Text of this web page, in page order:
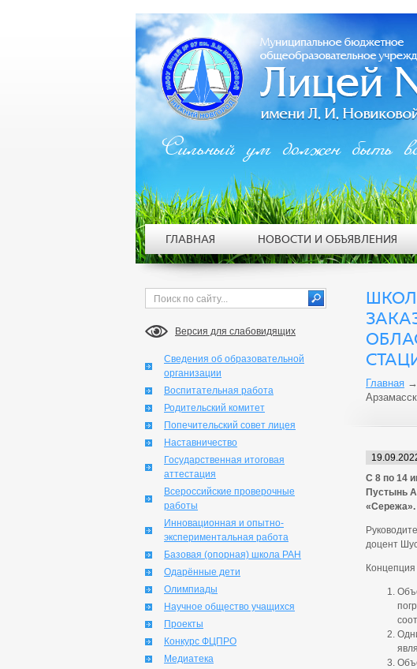
Версия для слабовидящих
Сведения об образовательной
организации
Воспитательная работа
Родительский комитет
Попечительский совет лицея
Наставничество
Государственная итоговая
аттестация
Всероссийские проверочные
работы
Инновационная и опытно-
экспериментальная работа
Базовая (опорная) школа РАН
Одарённые дети
Олимпиады
Научное общество учащихся
Проекты
Конкурс ФЦПРО
Медиатека
Главная →
С 8 по 14
Пустынь
«Сережа».
доцент
Концепция
Сильный ум должен быть
ГЛАВНАЯ НОВОСТИ И ОБЪЯВЛЕНИЯ